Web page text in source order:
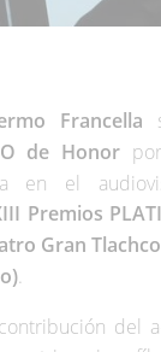
Francella
de Honor
en el
Premios
Gran
del